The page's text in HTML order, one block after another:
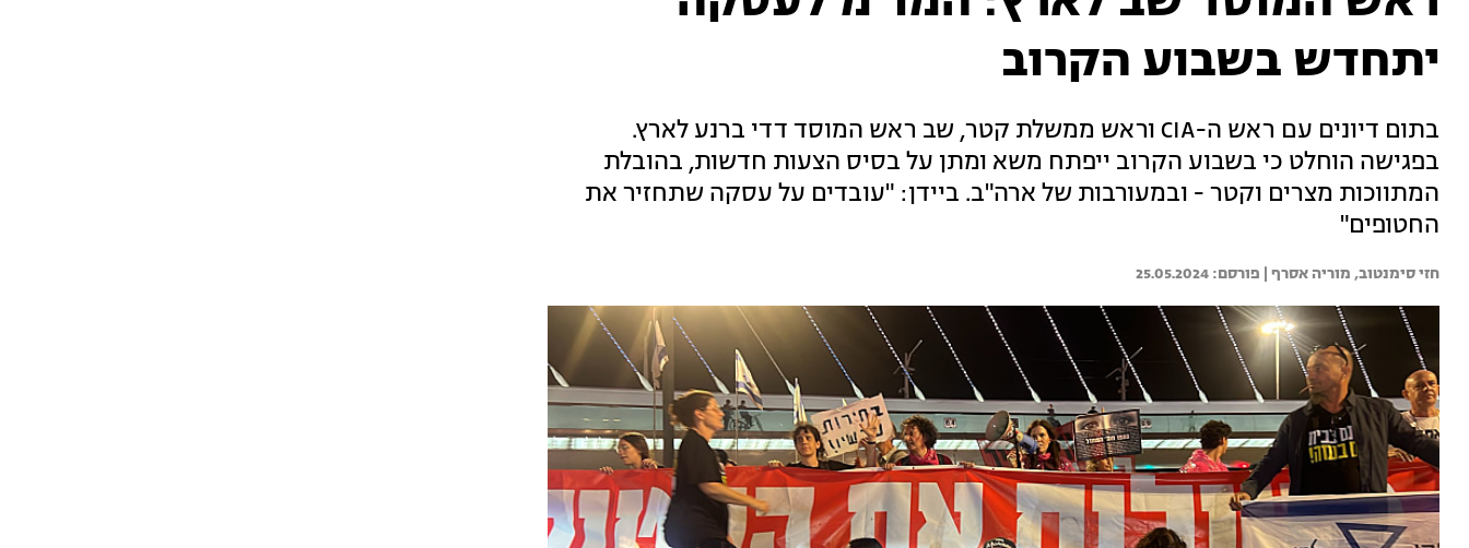
יתחדש בשבוע הקרוב
בתום דיונים עם ראש ה-CIA וראש ממשלת קטר, שב ראש המוסד דדי ברנע לארץ.
בפגישה הוחלט כי בשבוע הקרוב ייפתח משא ומתן על בסיס הצעות חדשות, בהובלת
המתווכות מצרים וקטר - ובמעורבות של ארה"ב. ביידן: "עובדים על עסקה שתחזיר את
החטופים"
חזי סימנטוב, מוריה אסרף | 25.05.2024